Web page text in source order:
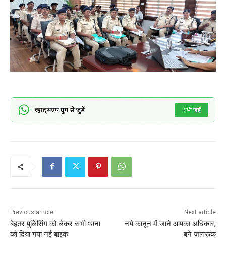
Previous article
बेहतर पुलिसिंग को लेकर सभी थाना
को दिया गया नई बाइक
Next article
नये कानून में जाने आपका अधिकार,
बने जागरूक